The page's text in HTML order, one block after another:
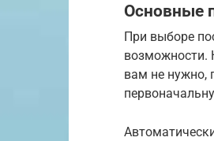
Основные
При выборе
возможности.
вам не нужно,